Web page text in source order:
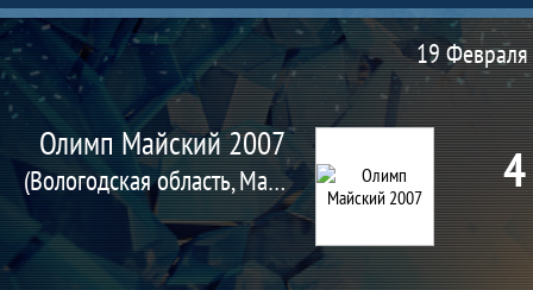
Матч
19
Олимп Майский 2007
(Вологодская область, Майский п.)